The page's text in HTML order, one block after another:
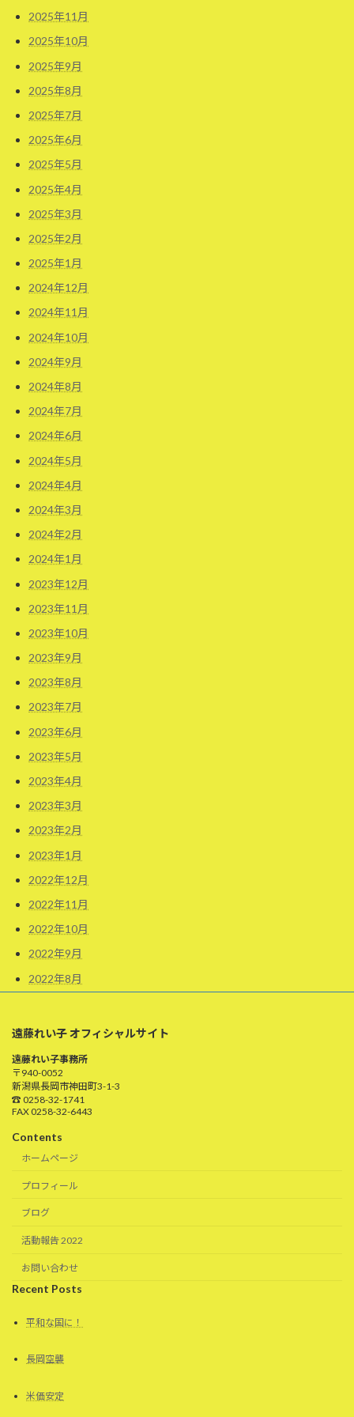
2025年11月
2025年10月
2025年9月
2025年8月
2025年7月
2025年6月
2025年5月
2025年4月
2025年3月
2025年2月
2025年1月
2024年12月
2024年11月
2024年10月
2024年9月
2024年8月
2024年7月
2024年6月
2024年5月
2024年4月
2024年3月
2024年2月
2024年1月
2023年12月
2023年11月
2023年10月
2023年9月
2023年8月
2023年7月
2023年6月
2023年5月
2023年4月
2023年3月
2023年2月
2023年1月
2022年12月
2022年11月
2022年10月
2022年9月
2022年8月
遠藤れい子 オフィシャルサイト
遠藤れい子事務所
〒940-0052
新潟県長岡市神田町3-1-3
☎ 0258-32-1741
FAX 0258-32-6443
Contents
ホームページ
プロフィール
ブログ
活動報告 2022
お問い合わせ
Recent Posts
平和な国に！
長岡空襲
米価安定